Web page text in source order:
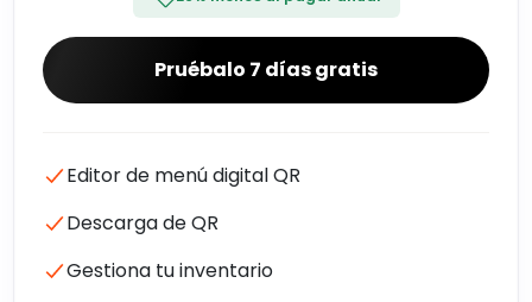
Pruébalo 7 días gratis
Editor de menú digital QR
Descarga de QR
Gestiona tu inventario